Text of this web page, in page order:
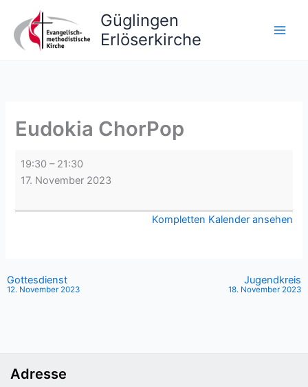
Inhalt
springen
Güglingen
Erlöserkirche
Eudokia ChorPop
Eudokia
ChorPop
19:30 – 21:30
17. November 2023
Kompletten Kalender ansehen
Gottesdienst
12. November 2023
Jugendkreis
18. November 2023
Adresse